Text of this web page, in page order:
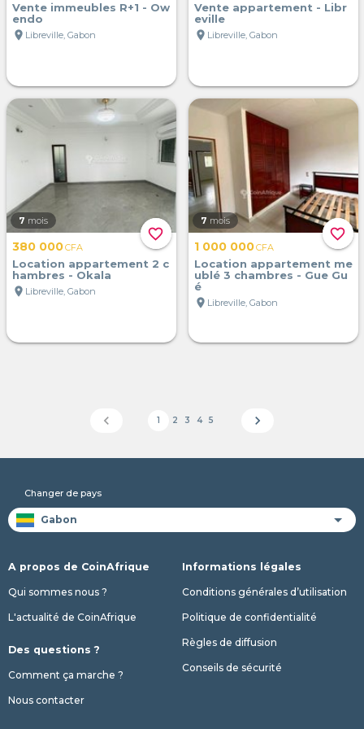
Vente immeubles R+1 - Ow
endo
location_on Libreville, Gabon
Vente appartement - Libr
eville
location_on Libreville, Gabon
favorite_border
7 mois
380 000CFA
Location appartement 2 c
hambres - Okala
location_on Libreville, Gabon
favorite_border
7 mois
1 000 000CFA
Location appartement me
ublé 3 chambres - Gue Gu
é
location_on Libreville, Gabon
chevron_left 1 2 3 4 5 chevron_right
Changer de pays
A propos de CoinAfrique
Qui sommes nous ?
L'actualité de CoinAfrique
Des questions ?
Comment ça marche ?
Nous contacter
Informations légales
Conditions générales d’utilisation
Politique de confidentialité
Règles de diffusion
Conseils de sécurité